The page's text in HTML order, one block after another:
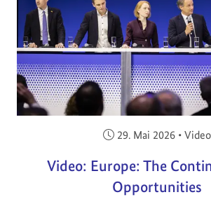
Veröffentlicht am:
29. Mai 2026 • Video
Video: Europe: The
Opportunities